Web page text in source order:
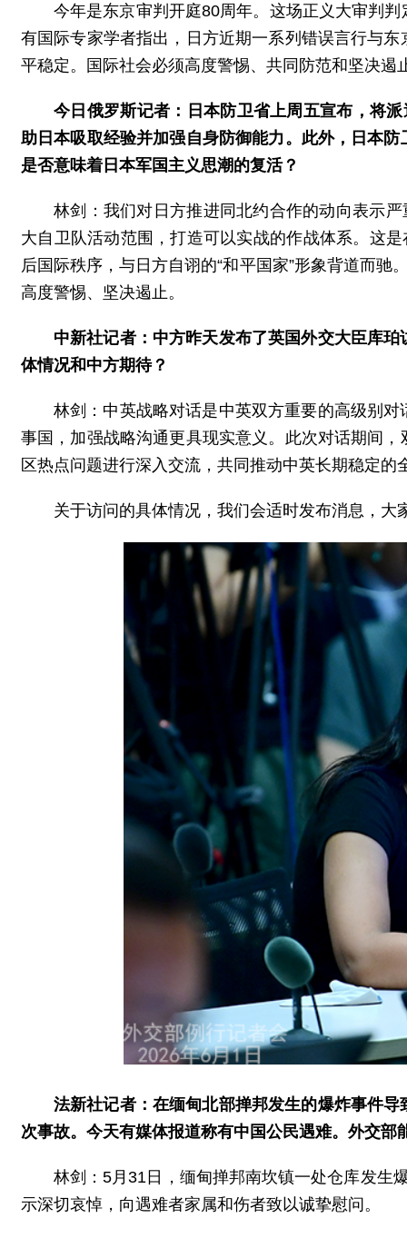
今年是东京审判开庭80周年。这场正义大审判
有国际专家学者指出，日方近期一系列错误言行与
平稳定。国际社会必须高度警惕、共同防范和坚决遏
今日俄罗斯记者：日本防卫省上周五宣布，将
助日本吸取经验并加强自身防御能力。此外，日本
是否意味着日本军国主义思潮的复活？
林剑：我们对日方推进同北约合作的动向表示
大自卫队活动范围，打造可以实战的作战体系。这
后国际秩序，与日方自诩的“和平国家”形象背道而驰
高度警惕、坚决遏止。
中新社记者：中方昨天发布了英国外交大臣库
体情况和中方期待？
林剑：中英战略对话是中英双方重要的高级别
事国，加强战略沟通更具现实意义。此次对话期间
区热点问题进行深入交流，共同推动中英长期稳定
关于访问的具体情况，我们会适时发布消息，大
法新社记者：在缅甸北部掸邦发生的爆炸事件
次事故。今天有媒体报道称有中国公民遇难。外交
林剑：5月31日，缅甸掸邦南坎镇一处仓库发生
示深切哀悼，向遇难者家属和伤者致以诚挚慰问。